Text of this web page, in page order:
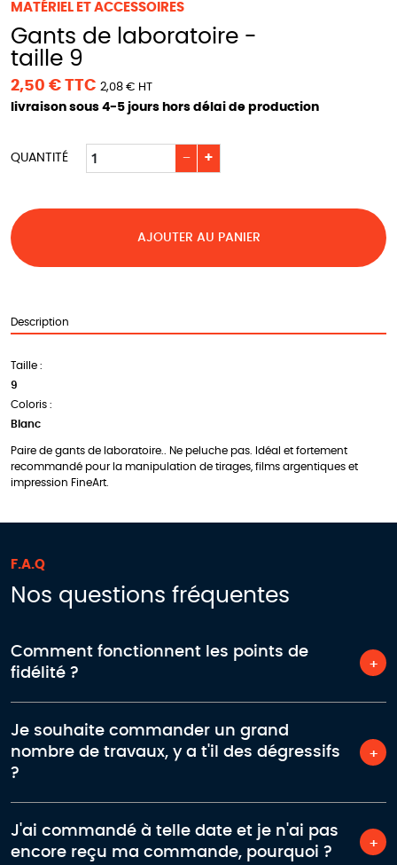
MATÉRIEL ET ACCESSOIRES
Gants de laboratoire -
taille 9
2,50 € TTC 2,08 € HT
livraison sous 4-5 jours hors délai de production
QUANTITÉ +
−
AJOUTER AU PANIER
Description
Taille :
9
Coloris :
Blanc
Paire de gants de laboratoire.. Ne peluche pas. Idéal et fortement
recommandé pour la manipulation de tirages, films argentiques et
impression FineArt.
F.A.Q
Nos questions fréquentes
Comment fonctionnent les points de
fidélité ?
Je souhaite commander un grand
nombre de travaux, y a t'il des dégressifs
?
J'ai commandé à telle date et je n'ai pas
encore reçu ma commande, pourquoi ?